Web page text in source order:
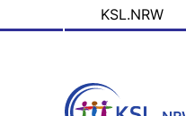
zum
KSLKSL.NRW